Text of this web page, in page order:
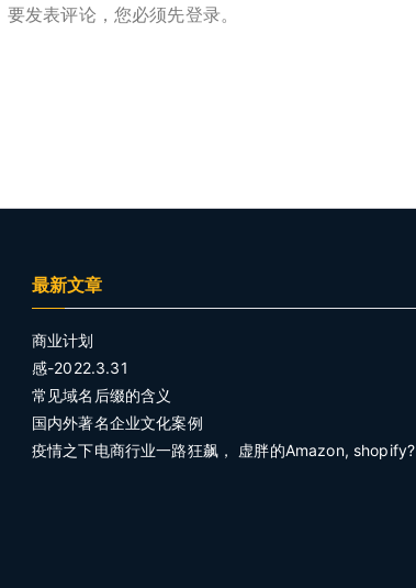
要发表评论，您必须先登录。
最新文章
商业计划
感-2022.3.31
常见域名后缀的含义
国内外著名企业文化案例
疫情之下电商行业一路狂飙， 虚胖的Amazon, shopify?